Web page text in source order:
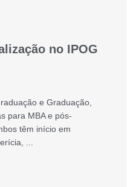
no IPOG
e Graduação,
para MBA e pós-
têm início em
...